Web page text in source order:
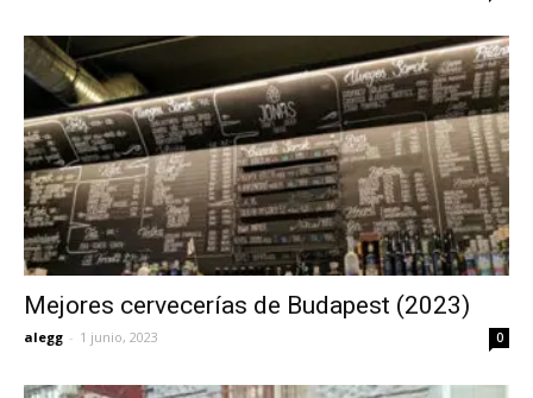
Mejores cervecerías de Budapest (2023)
alegg - 1 junio, 2023 0